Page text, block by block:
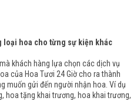
loại hoa cho từng sự kiện khác
khách hàng lựa chọn các dịch vụ
của Hoa Tươi 24 Giờ cho ra thành
muốn gửi đến người nhận hoa. Ví dụ
hoa tặng khai trương, hoa khai trương,